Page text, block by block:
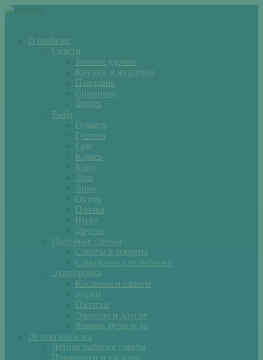
О рыбалке
Снасти
Зимние удочки
Кружки и жерлицы
Поплавок
Спиннинг
Фидер
Рыба
Голавль
Густера
Ёрш
Карась
Карп
Лещ
Линь
Окунь
Плотва
Щука
Другие
Полезные советы
Советы и секреты
Самоделки для рыбалки
Экипировка
Костюмы и сапоги
Лодки
Палатки
Эхолоты и другое
Ящики, буры и др
Летняя рыбалка
Летняя рыбалка советы
Прикормки и насадки